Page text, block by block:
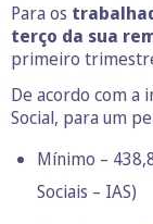
Para os
terço da sua
primeiro
De acordo com a
Social, para um
Mínimo –
Sociais – IAS)